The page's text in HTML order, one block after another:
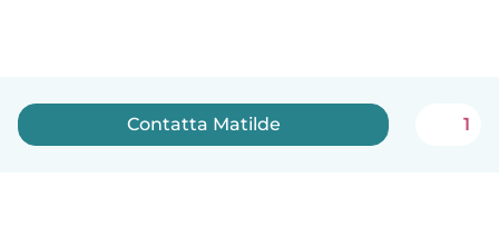
Contatta Matilde 1